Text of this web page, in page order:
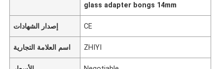
glass adapter bongs 14mm
إصدار الشهادات CE
اسم العلامة التجارية ZHIYI